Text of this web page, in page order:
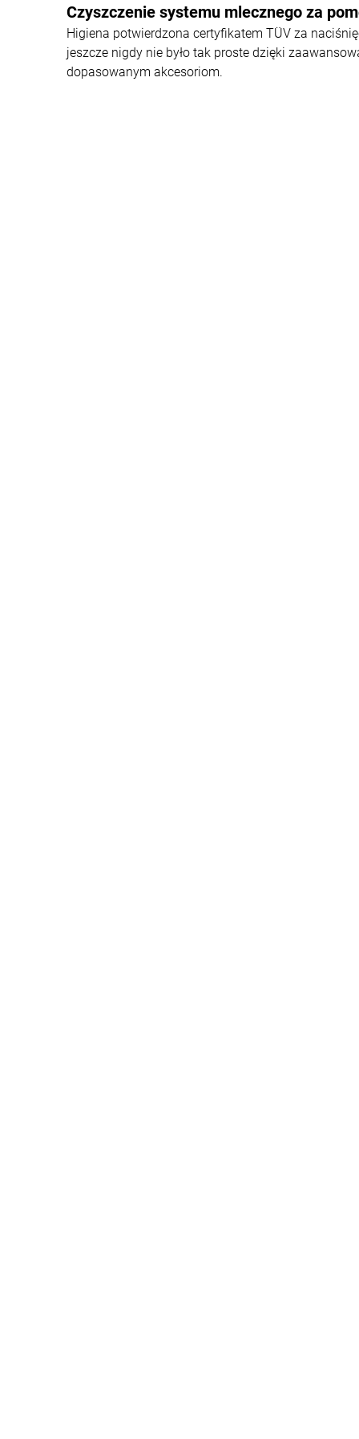
Czyszczenie systemu mlecznego za
Higiena potwierdzona certyfikatem TÜV za
jeszcze nigdy nie było tak proste dzięki
dopasowanym akcesoriom.